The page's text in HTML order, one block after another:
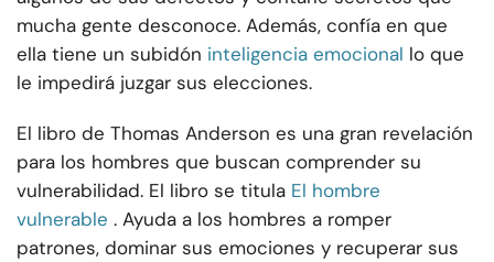
mucha gente desconoce. Además, confía en que
ella tiene un subidón inteligencia emocional lo que
le impedirá juzgar sus elecciones.
El libro de Thomas Anderson es una gran revelación
para los hombres que buscan comprender su
vulnerabilidad. El libro se titula El hombre
vulnerable . Ayuda a los hombres a romper
patrones, dominar sus emociones y recuperar sus